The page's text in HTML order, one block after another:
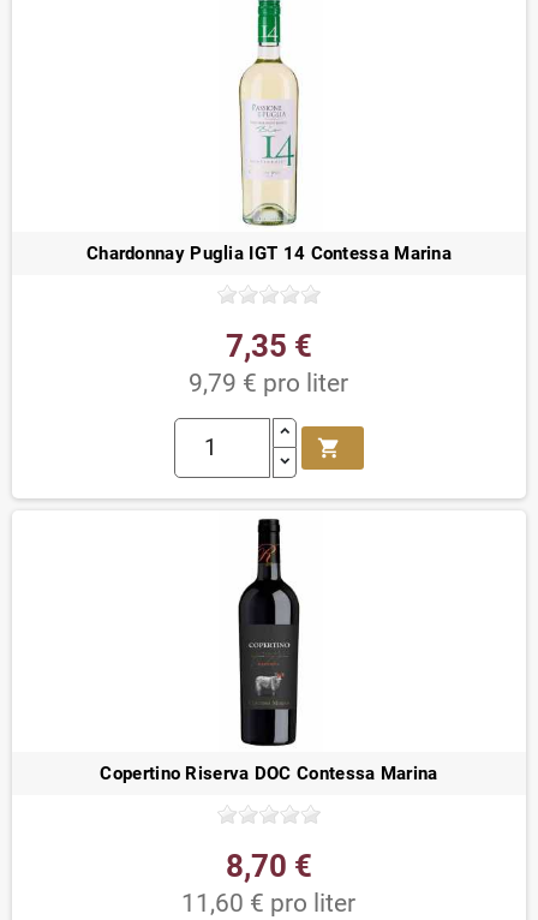
Chardonnay Puglia IGT 14 Contessa Marina
7,35 €
9,79 € pro liter
shopping_cart
Copertino Riserva DOC Contessa Marina
8,70 €
11,60 € pro liter